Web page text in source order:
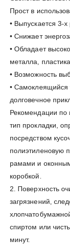
Прост в
• Выпускается 3-
• Снижает
• Обладает
металла,
• Возможность
• Самоклеящийся
долговечное
Рекомендации по
тип прокладки,
посредством
полиэтиленовую
рамами и
коробкой.
2. Поверхность
загрязнений,
спиртом или
минут.